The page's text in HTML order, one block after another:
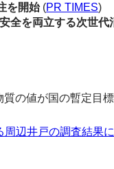
を開始 (PR TIMES)
を両立する次世
の値が国の暫定目
辺井戸の調査結果